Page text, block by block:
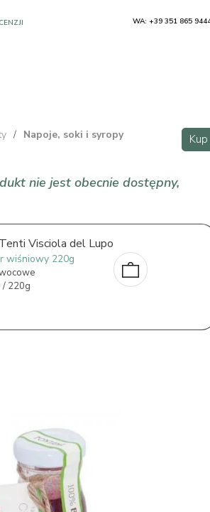
/ Napoje, soki i syropy Kup
nie jest obecnie dostępny,
Visciola del Lupo
wiśniowy 220g
220g
WA: +39 351 865